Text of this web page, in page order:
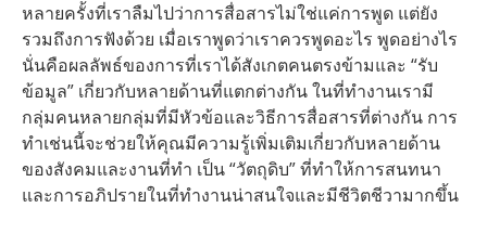
หลายครั้งที่เราลืมไปว่าการสื่อสารไม่ใช่แค่การพูด แต่ยัง
รวมถึงการฟังด้วย เมื่อเราพูดว่าเราควรพูดอะไร พูดอย่างไร
นั่นคือผลลัพธ์ของการที่เราได้สังเกตคนตรงข้ามและ “รับ
ข้อมูล” เกี่ยวกับหลายด้านที่แตกต่างกัน ในที่ทำงานเรามี
กลุ่มคนหลายกลุ่มที่มีหัวข้อและวิธีการสื่อสารที่ต่างกัน การ
ทำเช่นนี้จะช่วยให้คุณมีความรู้เพิ่มเติมเกี่ยวกับหลายด้าน
ของสังคมและงานที่ทำ เป็น “วัตถุดิบ” ที่ทำให้การสนทนา
และการอภิปรายในที่ทำงานน่าสนใจและมีชีวิตชีวามากขึ้น